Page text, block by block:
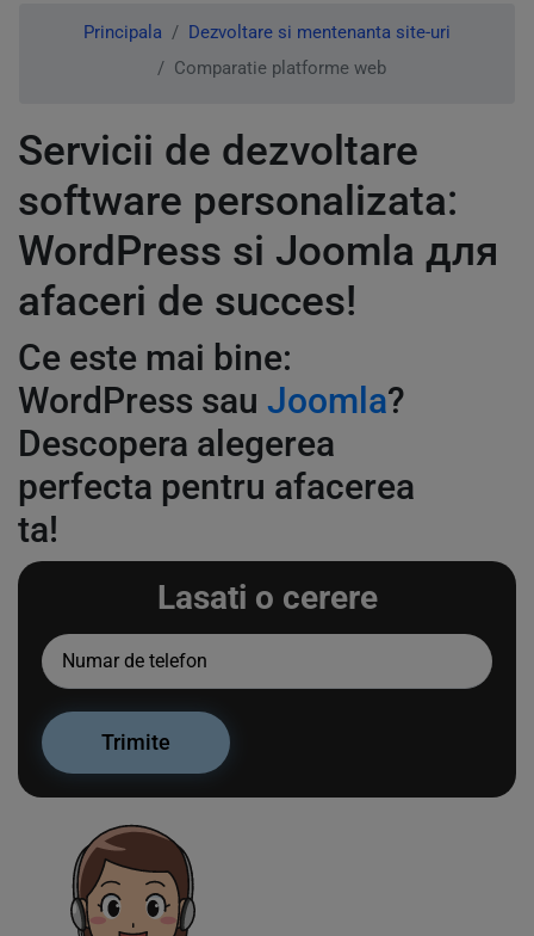
Principala
Dezvoltare si mentenanta site-uri
Comparatie platforme web
Servicii de dezvoltare
software personalizata:
WordPress si Joomla для
afaceri de succes!
Ce este mai bine:
WordPress sau Joomla?
Descopera alegerea
perfecta pentru afacerea
ta!
Lasati o cerere